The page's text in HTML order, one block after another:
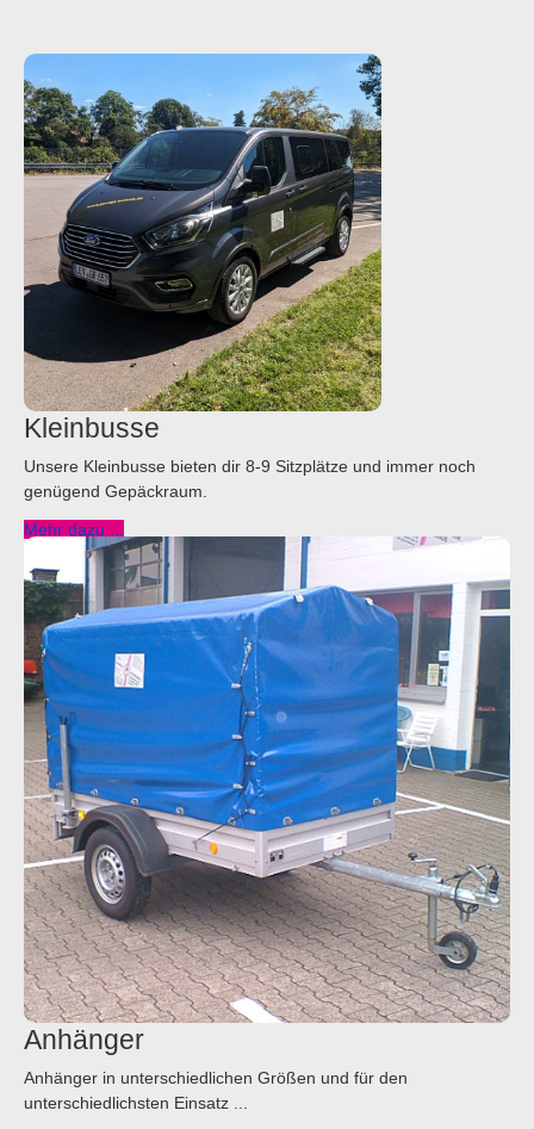
Kleinbusse
Unsere Kleinbusse bieten dir 8-9 Sitzplätze und immer noch
genügend Gepäckraum.
Mehr dazu ...
Anhänger
Anhänger in unterschiedlichen Größen und für den
unterschiedlichsten Einsatz ...